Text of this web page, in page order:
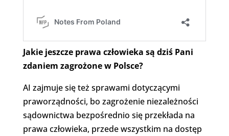
Jakie jeszcze prawa człowieka są dziś Pani
zdaniem zagrożone w Polsce?
AI zajmuje się też sprawami dotyczącymi
praworządności, bo zagrożenie niezależności
sądownictwa bezpośrednio się przekłada na
prawa człowieka, przede wszystkim na dostęp